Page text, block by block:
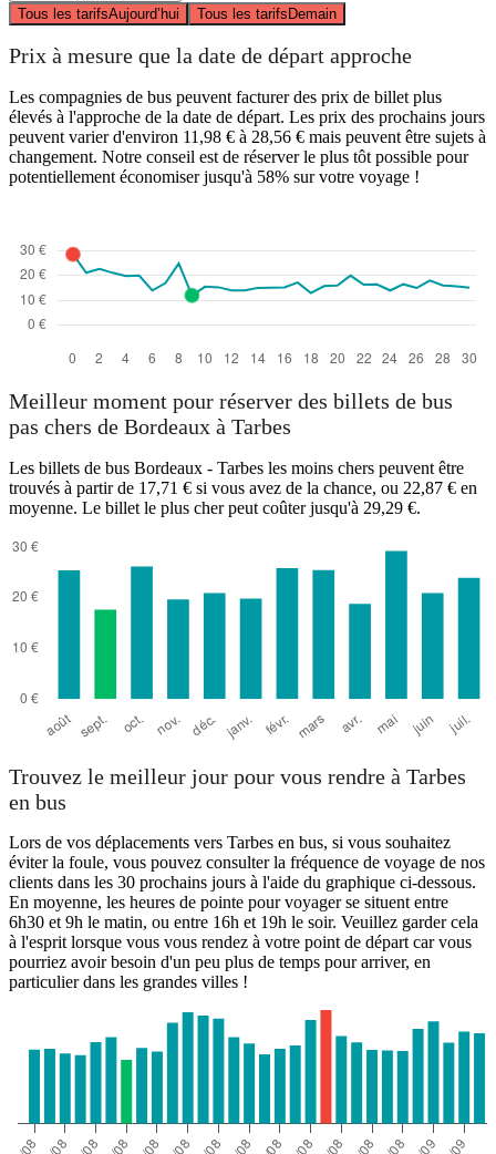
Tous les tarifsAujourd’hui Tous les tarifsDemain
Prix à mesure que la date de départ approche
Les compagnies de bus peuvent facturer des prix de billet plus
élevés à l'approche de la date de départ. Les prix des prochains jours
peuvent varier d'environ 11,98 € à 28,56 € mais peuvent être sujets à
changement. Notre conseil est de réserver le plus tôt possible pour
potentiellement économiser jusqu'à 58% sur votre voyage !
Meilleur moment pour réserver des billets de bus
pas chers de Bordeaux à Tarbes
Les billets de bus Bordeaux - Tarbes les moins chers peuvent être
trouvés à partir de 17,71 € si vous avez de la chance, ou 22,87 € en
moyenne. Le billet le plus cher peut coûter jusqu'à 29,29 €.
Trouvez le meilleur jour pour vous rendre à Tarbes
en bus
Lors de vos déplacements vers Tarbes en bus, si vous souhaitez
éviter la foule, vous pouvez consulter la fréquence de voyage de nos
clients dans les 30 prochains jours à l'aide du graphique ci-dessous.
En moyenne, les heures de pointe pour voyager se situent entre
6h30 et 9h le matin, ou entre 16h et 19h le soir. Veuillez garder cela
à l'esprit lorsque vous vous rendez à votre point de départ car vous
pourriez avoir besoin d'un peu plus de temps pour arriver, en
particulier dans les grandes villes !